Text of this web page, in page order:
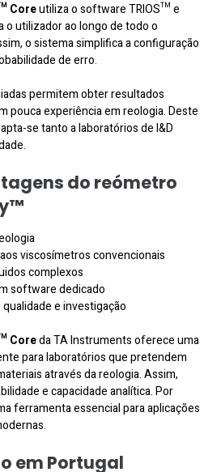
Coreutiliza o software TRIOS™ e
utilizador ao longo de todo o
o sistema simplifica a configuração
de erro.
permitem obter resultados
pouca experiência em reologia. Deste
se tanto a laboratórios de I&D
do reómetro
viscosímetros convencionais
complexos
software dedicado
e investigação
Coreda TA Instruments oferece uma
para laboratórios que pretendem
através da reologia. Assim,
e capacidade analítica. Por
ferramenta essencial para aplicações
em Portugal